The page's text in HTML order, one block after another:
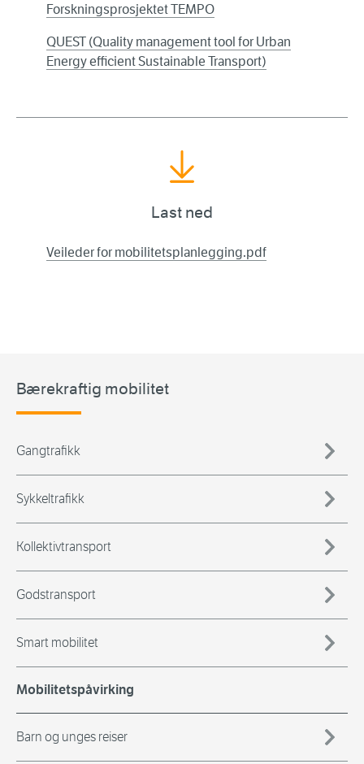
Forskningsprosjektet TEMPO
QUEST (Quality management tool for Urban
Energy efficient Sustainable Transport)
Last ned
Veileder for mobilitetsplanlegging.pdf
Bærekraftig mobilitet
Gangtrafikk
Sykkeltrafikk
Kollektivtransport
Godstransport
Smart mobilitet
Mobilitetspåvirking
Barn og unges reiser